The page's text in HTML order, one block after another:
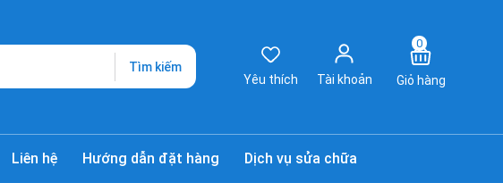
Tìm kiếm
Yêu thích
Tài khoản
0
Giỏ hàng
Liên hệ Hướng dẫn đặt hàng Dịch vụ sửa chữa